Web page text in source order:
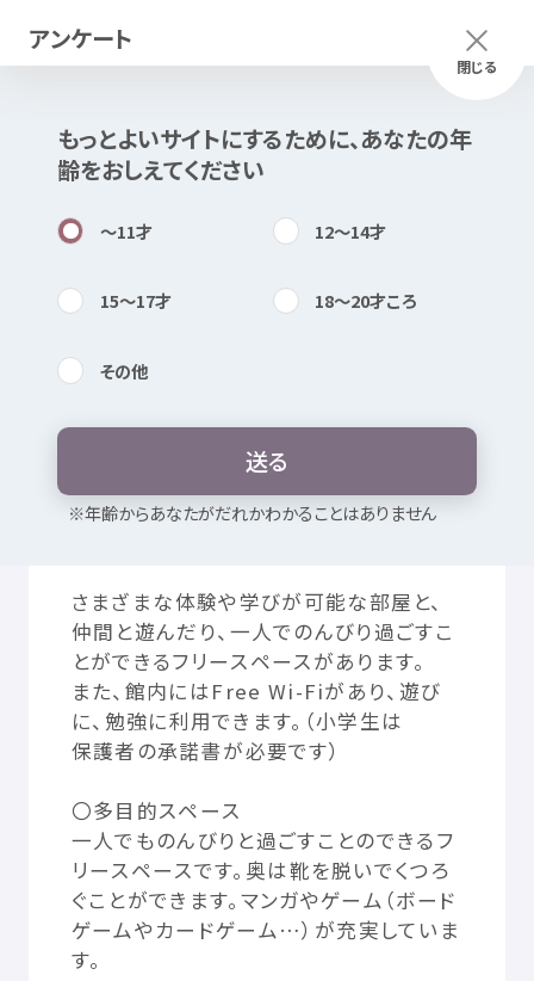
内検索
お気に入り
つかいかた サイトについて
気持ちをはきだす サイト内検索
気に入り お 知
利用規約 寄付のお願い
プライバシーポリシー 認定サービスとは
ふりがな つかいかた メニュー
閉じる
アンケート
もっとよいサイトにするために、あなたの年
齢をおしえてください
〜11才 12〜14才
15〜17才 18〜20才ころ
その他
送る
※年齢からあなたがだれかわかることはありません
このページは公開情報をもとに
Mexで作成
世田谷区立池之上青少年交流セン
ター いけせい
さまざまな体験や学びが可能な部屋 と、
仲間 と遊んだり、 一人でのんびり過ごすこ
とができるフリースペースがあります。
また、 館内にはFree Wi-Fiがあり、 遊び
に、 勉強に利用できます。（小学生は
保護者 の承諾書が必要です）
〇多目的スペース
一人でものんびりと過ごすことのできるフ
リースペースです。 奥は靴を脱いでくつろ
ぐことができます。マンガやゲーム（ボード
ゲームやカードゲーム…）が充実 していま
す。